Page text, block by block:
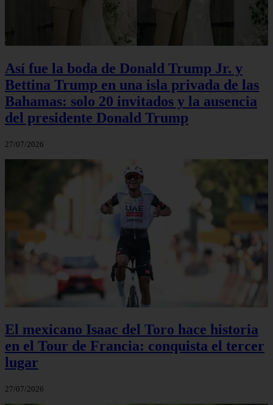
Así fue la boda de Donald Trump Jr. y
Bettina Trump en una isla privada de las
Bahamas: solo 20 invitados y la ausencia
del presidente Donald Trump
27/07/2026
El mexicano Isaac del Toro hace historia
en el Tour de Francia: conquista el tercer
lugar
27/07/2026